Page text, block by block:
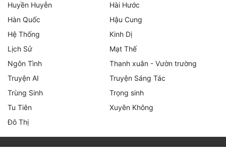
Huyền Huyễn
Hài Hước
Hàn Quốc
Hậu Cung
Hệ Thống
Kinh Dị
Lịch Sử
Mạt Thế
Ngôn Tình
Thanh xuân - Vườn trường
Truyện AI
Truyện Sáng Tác
Trùng Sinh
Trọng sinh
Tu Tiên
Xuyên Không
Đô Thị